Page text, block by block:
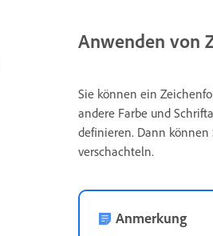
Anwenden von
Sie können ein
andere Farbe und
definieren. Dann
verschachteln.
Anmerkung